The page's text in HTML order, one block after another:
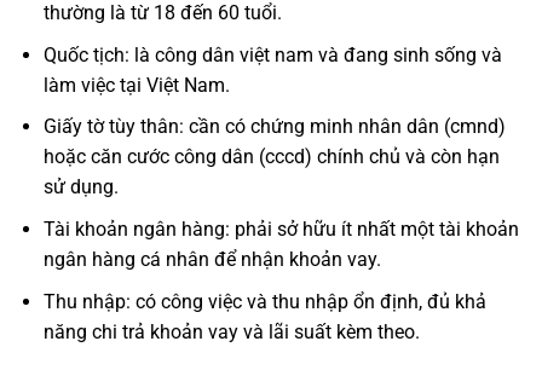
thường là từ 18 đến 60 tuổi.
Quốc tịch: là công dân việt nam và đang sinh sống và
làm việc tại Việt Nam.
Giấy tờ tùy thân: cần có chứng minh nhân dân (cmnd)
hoặc căn cước công dân (cccd) chính chủ và còn hạn
sử dụng.
Tài khoản ngân hàng: phải sở hữu ít nhất một tài khoản
ngân hàng cá nhân để nhận khoản vay.
Thu nhập: có công việc và thu nhập ổn định, đủ khả
năng chi trả khoản vay và lãi suất kèm theo.